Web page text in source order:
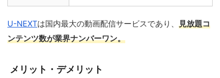
U-NEXTは国内最大の動画配信サービスであり、 見放題コ
ンテンツ数が業界ナンバーワン。
メリット・デメリット